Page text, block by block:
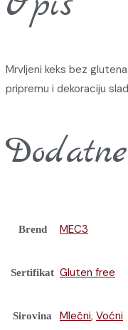
Mrvljeni keks bez
pripremu i dekoraciju
Brend MEC3
Sertifikat Gluten free
Sirovina Mlečni, Voćni